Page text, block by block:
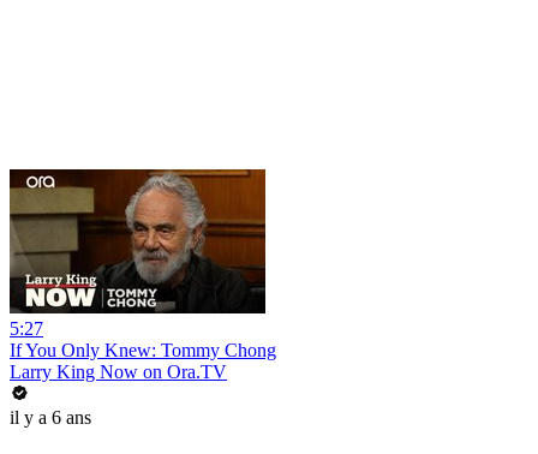
5:27
If You Only Knew: Tommy Chong
Larry King Now on Ora.TV
il y a 6 ans